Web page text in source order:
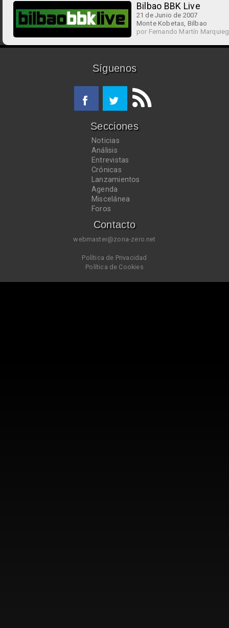
Bilbao BBK Live
21 de Junio de 2007
Monte Kobetas, Bilbao
por Fernando Martín
Síguenos
Secciones
Noticias
Análisis
Entrevistas
Crónicas
Lanzamientos
Agenda
Miscelánea
Foros
Contacto
webmaster@zona-zero.net
Política de Privacidad
Política de Cookies